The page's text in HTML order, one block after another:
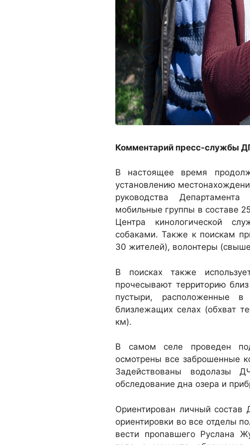
Комментарий пресс-службы
В настоящее время
установлению
руководства
мобильные группы в составе
Центра кинологической
собаками. Также к поискам
30 жителей), волонтеры
В поисках также
прочесывают территорию
пустыри, расположенные
близлежащих селах (обхват
км).
В самом селе проведен
осмотрены все заброшенные
Задействованы водолазы
обследование дна озера и
Ориентирован личный состав
ориентировки во все отделы
вести пропавшего Руслана